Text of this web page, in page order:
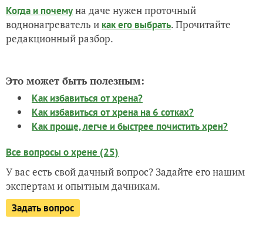
Когда и почемуна даче нужен проточный
воднонагреватель и как его выбрать. Прочитайте
редакционный разбор.
Это может быть полезным:
Как избавиться от хрена?
Как избавиться от хрена на 6 сотках?
Как проще, легче и быстрее почистить хрен?
Все вопросы о хрене (25)
У вас есть свой дачный вопрос? Задайте его нашим
экспертам и опытным дачникам.
Задать вопрос